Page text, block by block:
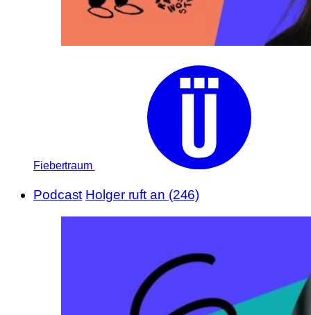
Fiebertraum
Podcast Holger ruft an (246)